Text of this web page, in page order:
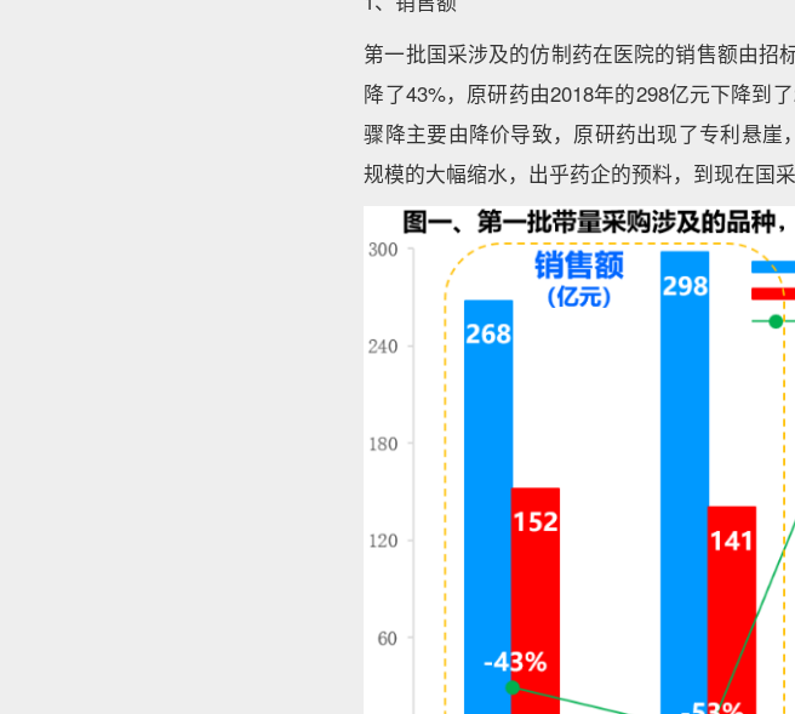
第一批国采涉及的仿制药在医院的销售额由招
降了43%，原研药由2018年的298亿元下降到
骤降主要由降价导致，原研药出现了专利悬
规模的大幅缩水，出乎药企的预料，到现在国